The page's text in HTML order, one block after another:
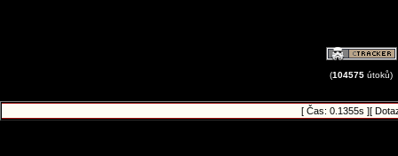
(104575 útoků)
[ Čas: 0.1355s ][